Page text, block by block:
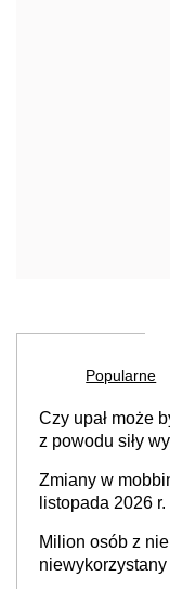
Popularne
Czy upał może
z powodu siły
Zmiany w
listopada 2026
Milion osób z